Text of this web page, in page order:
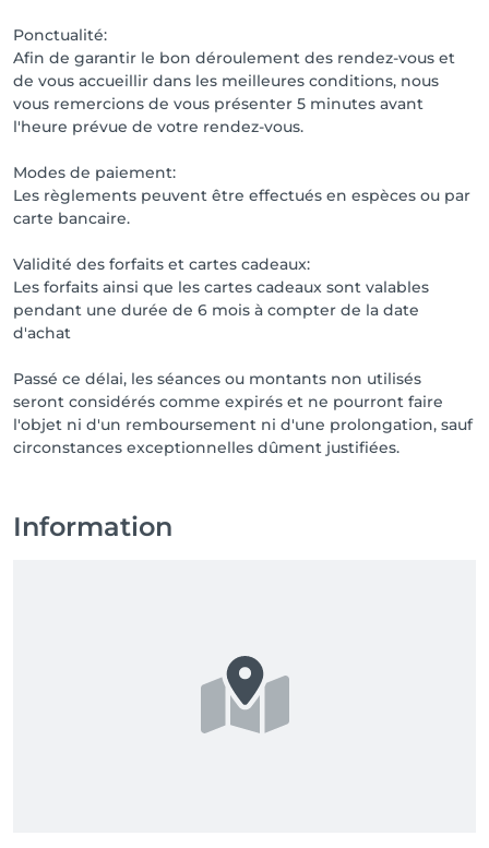
Ponctualité:
Afin de garantir le bon déroulement des rendez-vous et
de vous accueillir dans les meilleures conditions, nous
vous remercions de vous présenter 5 minutes avant
l'heure prévue de votre rendez-vous.
Modes de paiement:
Les règlements peuvent être effectués en espèces ou par
carte bancaire.
Validité des forfaits et cartes cadeaux:
Les forfaits ainsi que les cartes cadeaux sont valables
pendant une durée de 6 mois à compter de la date
d'achat
Passé ce délai, les séances ou montants non utilisés
seront considérés comme expirés et ne pourront faire
l'objet ni d'un remboursement ni d'une prolongation, sauf
circonstances exceptionnelles dûment justifiées.
Information